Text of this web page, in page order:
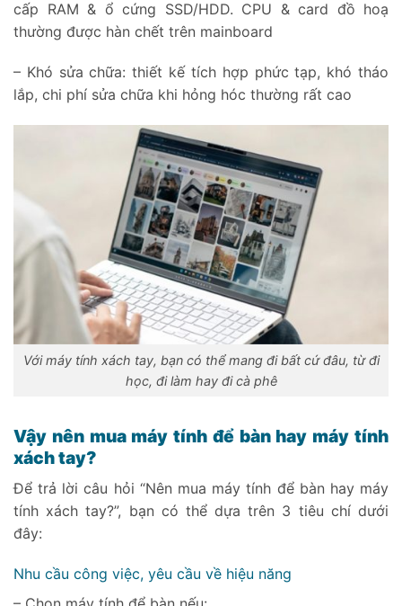
cấp RAM & ổ cứng SSD/HDD. CPU & card đồ hoạ
thường được hàn chết trên mainboard
– Khó sửa chữa: thiết kế tích hợp phức tạp, khó tháo
lắp, chi phí sửa chữa khi hỏng hóc thường rất cao
Với máy tính xách tay, bạn có thể mang đi bất cứ đâu, từ đi
học, đi làm hay đi cà phê
Vậy nên mua máy tính để bàn hay máy tính
xách tay?
Để trả lời câu hỏi “Nên mua máy tính để bàn hay máy
tính xách tay?”, bạn có thể dựa trên 3 tiêu chí dưới
đây:
Nhu cầu công việc, yêu cầu về hiệu năng